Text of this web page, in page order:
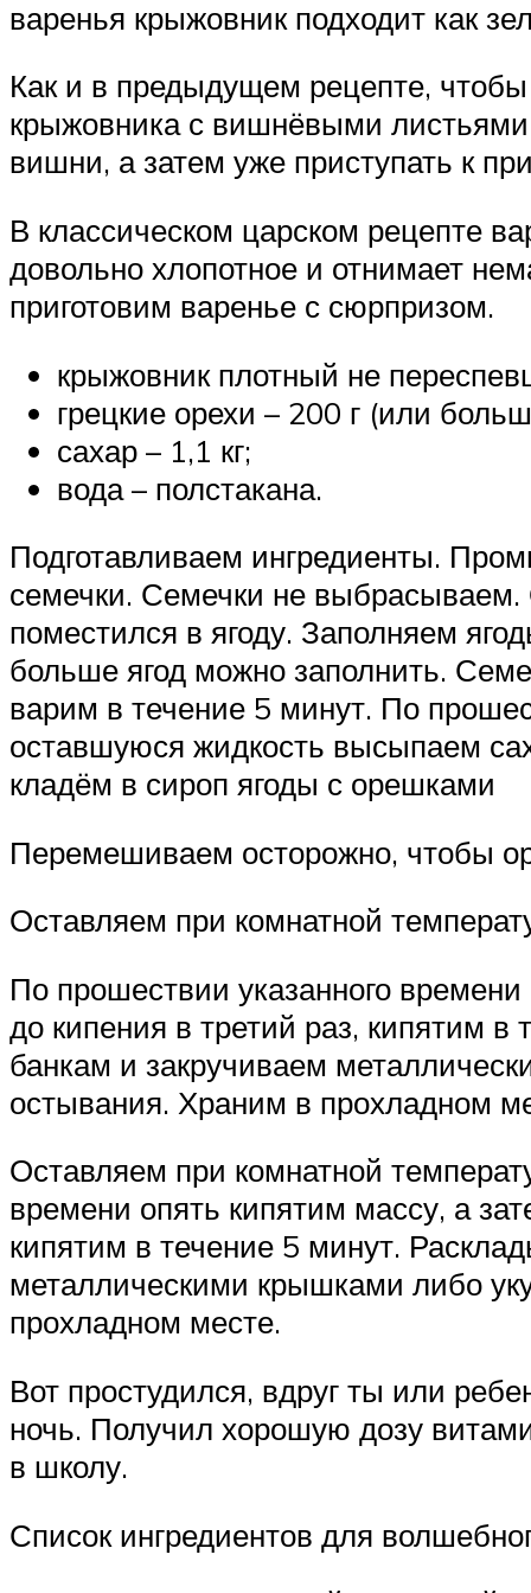
варенья крыжовник подходит как
Как и в предыдущем рецепте, чтобы
крыжовника с вишнёвыми
вишни, а затем уже приступать к
В классическом царском рецепте
довольно хлопотное и отнимает
приготовим варенье с сюрпризом.
крыжовник плотный не
грецкие орехи – 200 г (или
сахар – 1,1 кг;
вода – полстакана.
Подготавливаем ингредиенты.
семечки. Семечки не
поместился в ягоду. Заполняем
больше ягод можно заполнить.
варим в течение 5 минут. По
оставшуюся жидкость высыпаем
кладём в сироп ягоды с орешками
Перемешиваем осторожно, чтобы
Оставляем при комнатной
По прошествии указанного
до кипения в третий раз, кипятим
банкам и закручиваем
остывания. Храним в прохладном
Оставляем при комнатной
времени опять кипятим массу, а
кипятим в течение 5 минут.
металлическими крышками либо
прохладном месте.
Вот простудился, вдруг ты или
ночь. Получил хорошую дозу
в школу.
Список ингредиентов для